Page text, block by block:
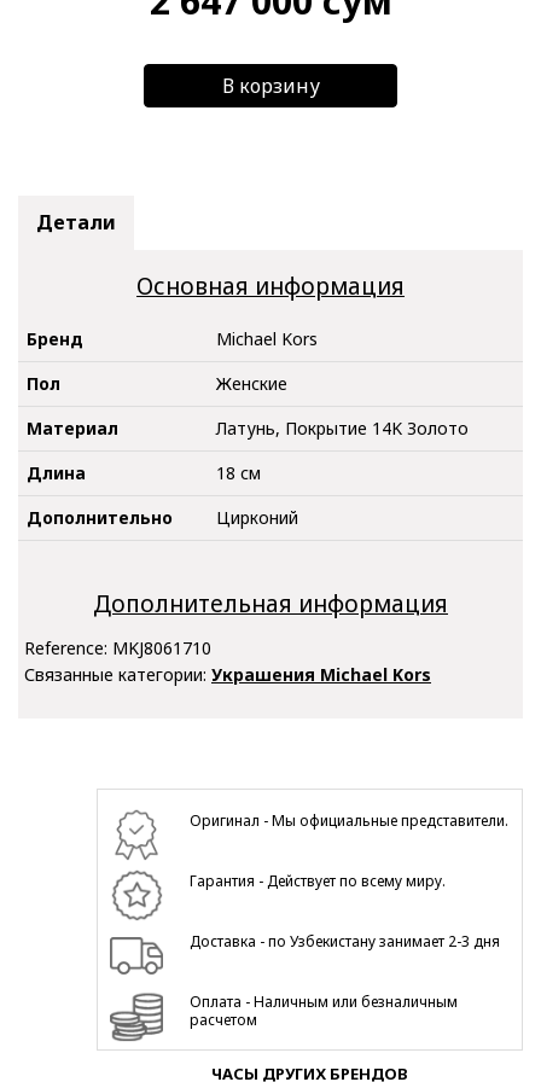
В корзину
Детали
Основная информация
Бренд
Michael Kors
Пол
Женские
Материал
Латунь, Покрытие 14K Золото
Длина
18 см
Дополнительно
Цирконий
Дополнительная информация
Reference: MKJ8061710
Связанные категории: Украшения Michael Kors
Оригинал - Мы официальные представители.
Гарантия - Действует по всему миру.
Доставка - по Узбекистану занимает 2-3 дня
Оплата - Наличным или безналичным
расчетом
ЧАСЫ ДРУГИХ БРЕНДОВ